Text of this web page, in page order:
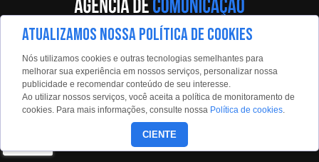
Av. Eng. Caetano Álvares, 55 - 5º andar
Limão, São Paulo, 02598-900
Contato:
estadaoconteudo@estadao.com
(11)99350-0439
ATUALIZAMOS NOSSA POLÍTICA DE COOKIES
Nós utilizamos cookies e outras tecnologias semelhantes para
melhorar sua experiência em nossos serviços, personalizar nossa
publicidade e recomendar conteúdo de seu interesse.
Ao utilizar nossos serviços, você aceita a política de monitoramento de
cookies. Para mais informações, consulte nossa Política de cookies.
CIENTE